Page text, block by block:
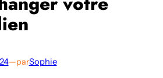
—parSophie